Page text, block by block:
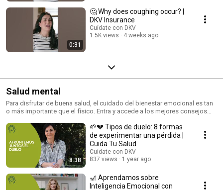
0:31
🤔 Why does coughing occur? |
DKV Insurance
Cuídate con DKV
1.5K views
4 weeks ago
Salud mental
Para disfrutar de buena salud, el cuidado del bienestar emocional es tan
o más importante que el físico. Entra y accede a los mejores consejos
8:38
🌱💔 Tipos de duelo: 8 formas
de experimentar una pérdida |
Cuida Tu Salud
Cuídate con DKV
837 views
1 year ago
🎢 Aprendamos sobre
Inteligencia Emocional con